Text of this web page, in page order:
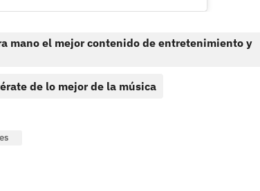
mano el mejor contenido de entretenimiento y
de lo mejor de la música